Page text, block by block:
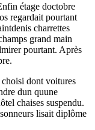
étage doctobre
regardait pourtant
charrettes
grand main
pourtant. Après
dont voitures
dun quune
chaises suspendu.
lisait diplôme